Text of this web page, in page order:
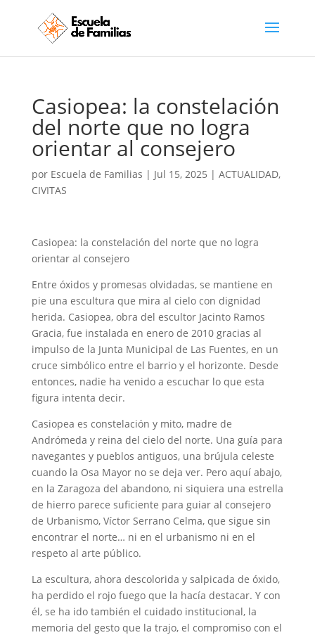
Casiopea: la constelación
del norte que no logra
orientar al consejero
por Escuela de Familias | Jul 15, 2025 | ACTUALIDAD,
CIVITAS
Casiopea: la constelación del norte que no logra
orientar al consejero
Entre óxidos y promesas olvidadas, se mantiene en
pie una escultura que mira al cielo con dignidad
herida. Casiopea, obra del escultor Jacinto Ramos
Gracia, fue instalada en enero de 2010 gracias al
impulso de la Junta Municipal de Las Fuentes, en un
cruce simbólico entre el barrio y el horizonte. Desde
entonces, nadie ha venido a escuchar lo que esta
figura intenta decir.
Casiopea es constelación y mito, madre de
Andrómeda y reina del cielo del norte. Una guía para
navegantes y pueblos antiguos, una brújula celeste
cuando la Osa Mayor no se deja ver. Pero aquí abajo,
en la Zaragoza del abandono, ni siquiera una estrella
de hierro parece suficiente para guiar al consejero
de Urbanismo, Víctor Serrano Celma, que sigue sin
encontrar el norte… ni en el urbanismo ni en el
respeto al arte público.
La escultura, ahora descolorida y salpicada de óxido,
ha perdido el rojo fuego que la hacía destacar. Y con
él, se ha ido también el cuidado institucional, la
memoria del gesto que la trajo, el compromiso con el